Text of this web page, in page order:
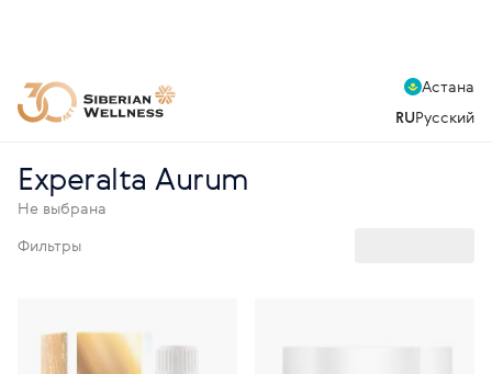
Астана
RUРусский
Experalta Aurum
Не выбрана
Фильтры